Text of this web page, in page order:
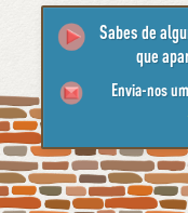
Sabes de
que
Envia-nos